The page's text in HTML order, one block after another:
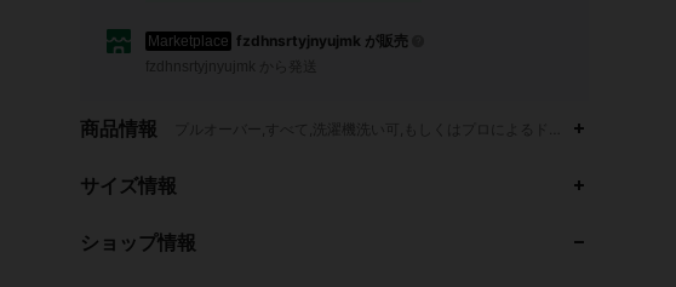
Marketplace fzdhnsrtyjnyujmk が販売
fzdhnsrtyjnyujmk から発送
商品情報 プルオーバー,すべて,洗濯機洗い可,もしくはプロによるドライクリーニング
サイズ情報
ショップ情報
4.53